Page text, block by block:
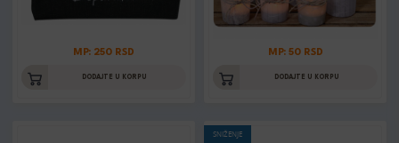
MP: 250 RSD
DODAJTE U KORPU
MP: 50 RSD
DODAJTE U KORPU
SNIŽENJE